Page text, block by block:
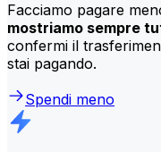
Facciamo pagare
mostriamo sempre
confermi il
stai pagando.
Spendi meno